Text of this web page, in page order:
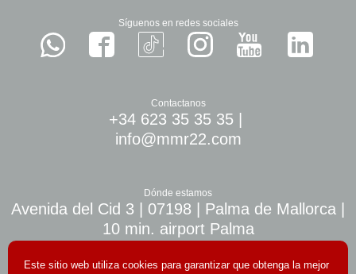
Síguenos en redes sociales
Contactanos
+34 623 35 35 35
info@mmr22.com
Dónde estamos
Avenida del Cid 3 | 07198 | Palma de Mallorca |
10 min. airport Palma
Este sitio web utiliza cookies para garantizar que obtenga la mejor